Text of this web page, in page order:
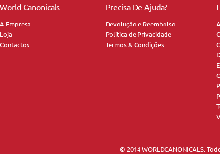
World Canonicals
A Empresa
Loja
Contactos
Precisa De Ajuda?
Devolução e Reembolso
Política de Privacidade
Termos & Condições
© 2014 WORLDCANONICALS.